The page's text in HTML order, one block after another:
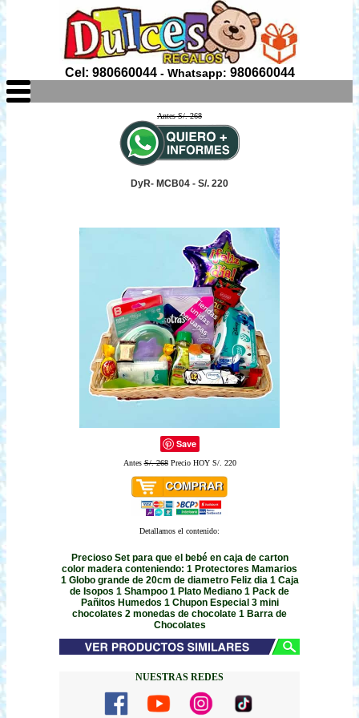
Cel: 980660044- Whatsapp: 980660044
Antes S/. 268
DyR- MCB04 - S/. 220
Save
AntesS/. 268Precio HOY S/. 220
Detallamos el contenido:
Precioso Set para que el bebé en caja de carton
color madera conteniendo: 1 Protectores Mamarios
1 Globo grande de 20cm de diametro Feliz dia 1 Caja
de Isopos 1 Shampoo 1 Plato Mediano 1 Pack de
Pañitos Humedos 1 Chupon Especial 3 mini
chocolates 2 monedas de chocolate 1 Barra de
Chocolates
NUESTRAS REDES